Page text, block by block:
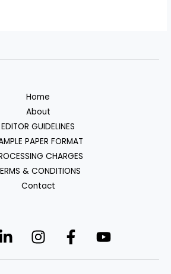
Home
About
EDITOR GUIDELINES
PAPER FORMAT
CHARGES
& CONDITIONS
Contact